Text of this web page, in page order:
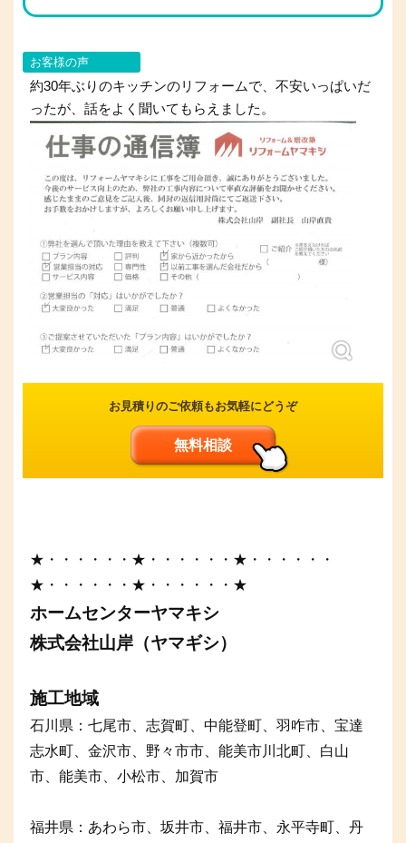
お客様の声
約30年ぶりのキッチンのリフォームで、不安いっぱいだ
ったが、話をよく聞いてもらえました。
お見積りのご依頼もお気軽にどうぞ
無料相談
★・・・・・・★・・・・・・★・・・・・・
★・・・・・・★・・・・・・★
ホームセンターヤマキシ
株式会社山岸（ヤマギシ）
施工地域
石川県：七尾市、志賀町、中能登町、羽咋市、宝達
志水町、金沢市、野々市市、能美市川北町、白山
市、能美市、小松市、加賀市
福井県：あわら市、坂井市、福井市、永平寺町、丹